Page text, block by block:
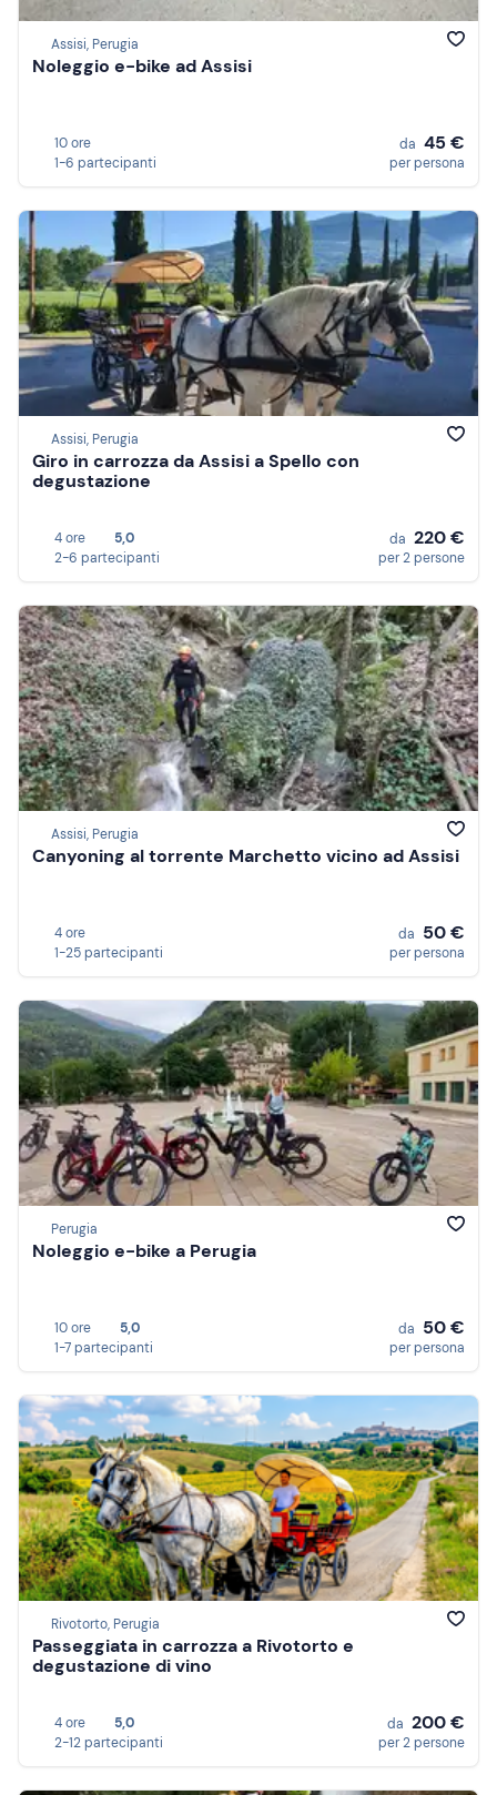
Assisi, Perugia
Noleggio e-bike ad Assisi
10 ore
1-6 partecipanti
da 45 €
per persona
Assisi, Perugia
Giro in carrozza da Assisi a Spello con
degustazione
4 ore
5,0
2-6 partecipanti
da 220 €
per 2 persone
Assisi, Perugia
Canyoning al torrente Marchetto vicino ad Assisi
4 ore
1-25 partecipanti
da 50 €
per persona
Perugia
Noleggio e-bike a Perugia
10 ore
5,0
1-7 partecipanti
da 50 €
per persona
Rivotorto, Perugia
Passeggiata in carrozza a Rivotorto e
degustazione di vino
4 ore
5,0
2-12 partecipanti
da 200 €
per 2 persone